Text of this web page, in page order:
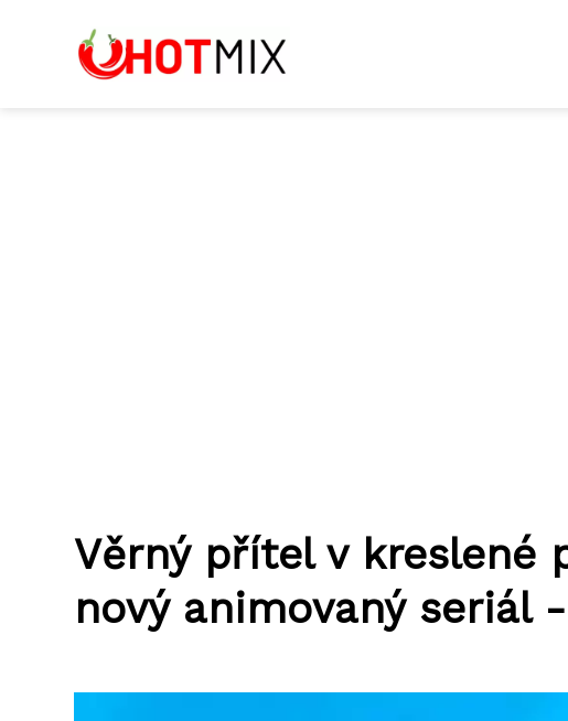
Věrný přítel v kreslené
nový animovaný seriál